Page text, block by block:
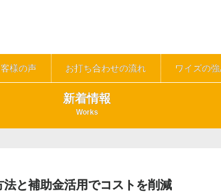
様の声 お打ち合わせの流れ ワイズの
新着情報
Works
と補助金活用でコストを削減